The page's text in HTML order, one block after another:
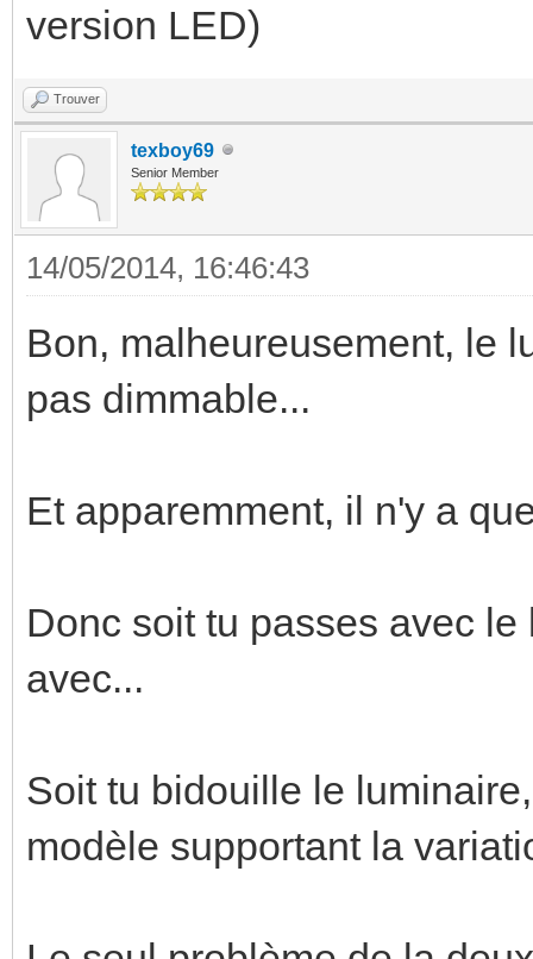
version LED)
Trouver
texboy69
Senior Member
14/05/2014, 16:46:43
Bon, malheureusement, le
pas dimmable...
Et apparemment, il n'y a
Donc soit tu passes avec
avec...
Soit tu bidouille le
modèle supportant la